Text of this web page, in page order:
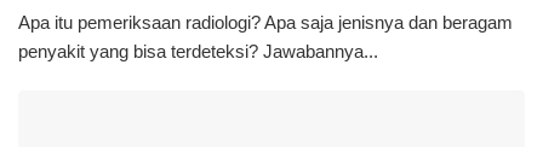
Apa itu pemeriksaan radiologi? Apa saja jenisnya dan beragam
penyakit yang bisa terdeteksi? Jawabannya...